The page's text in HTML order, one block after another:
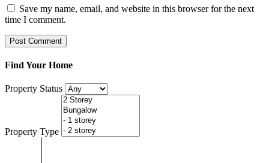
Save my name, email, and website in this browser for the next
time I comment.
Find Your Home
Property Status
Property Type